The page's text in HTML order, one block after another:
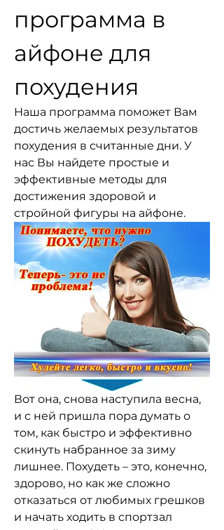
программа в
айфоне для
похудения
Наша программа поможет Вам
достичь желаемых результатов
похудения в считанные дни. У
нас Вы найдете простые и
эффективные методы для
достижения здоровой и
стройной фигуры на айфоне.
Вот она, снова наступила весна,
и с ней пришла пора думать о
том, как быстро и эффективно
скинуть набранное за зиму
лишнее. Похудеть – это, конечно,
здорово, но как же сложно
отказаться от любимых грешков
и начать ходить в спортзал